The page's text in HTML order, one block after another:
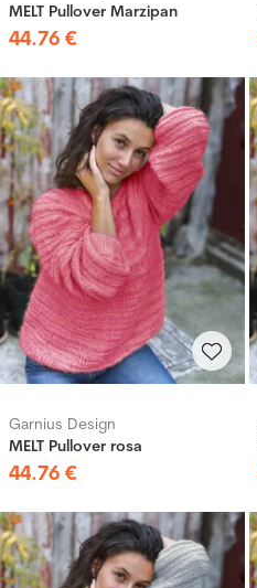
MELT Pullover Marzipan
44.76 €
Garnius Design
MELT Pullover rosa
44.76 €